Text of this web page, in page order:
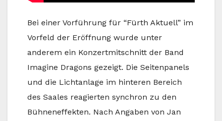
Bei einer Vorführung für “Fürth Aktuell” im
Vorfeld der Eröffnung wurde unter
anderem ein Konzertmitschnitt der Band
Imagine Dragons gezeigt. Die Seitenpanels
und die Lichtanlage im hinteren Bereich
des Saales reagierten synchron zu den
Bühneneffekten. Nach Angaben von Jan